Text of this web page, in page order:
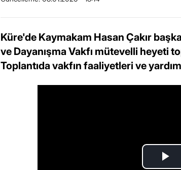
Küre'de Kaymakam Hasan Çakır
ve Dayanışma Vakfı mütevelli heyeti
Toplantıda vakfın faaliyetleri ve yardım